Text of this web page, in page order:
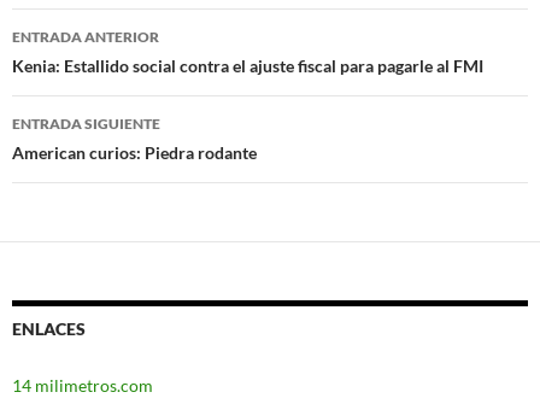
Navegación
de
entradas
ENTRADA ANTERIOR
Kenia: Estallido social contra el ajuste fiscal para pagarle al FMI
ENTRADA SIGUIENTE
American curios: Piedra rodante
ENLACES
14 milimetros.com